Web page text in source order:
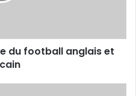
du football anglais et